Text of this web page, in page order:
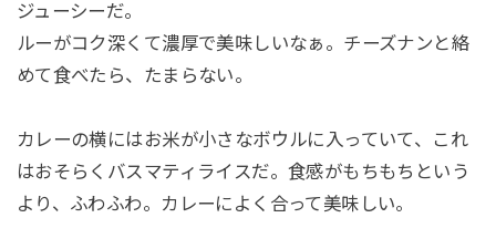
ジューシーだ。
ルーがコク深くて濃厚で美味しいなぁ。チーズナンと絡
めて食べたら、たまらない。
カレーの横にはお米が小さなボウルに入っていて、これ
はおそらくバスマティライスだ。食感がもちもちという
より、ふわふわ。カレーによく合って美味しい。